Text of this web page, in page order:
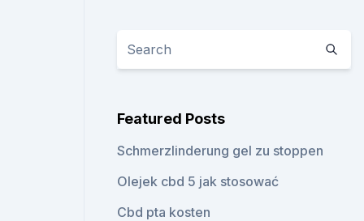
Featured Posts
Schmerzlinderung gel zu stoppen
Olejek cbd 5 jak stosować
Cbd pta kosten